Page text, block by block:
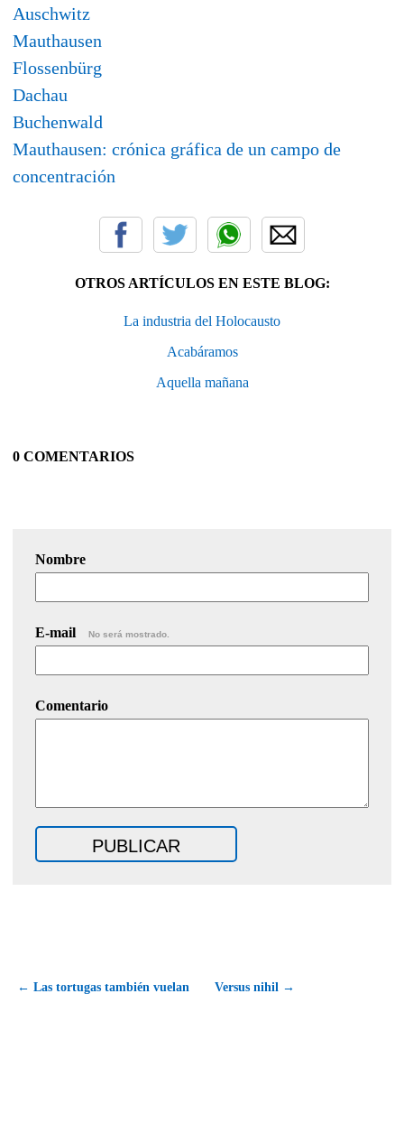
Auschwitz
Mauthausen
Flossenbürg
Dachau
Buchenwald
Mauthausen: crónica gráfica de un campo de
concentración
OTROS ARTÍCULOS EN ESTE BLOG:
La industria del Holocausto
Acabáramos
Aquella mañana
0 COMENTARIOS
Nombre
E-mail No será mostrado.
Comentario
← Las tortugas también vuelan Versus nihil →